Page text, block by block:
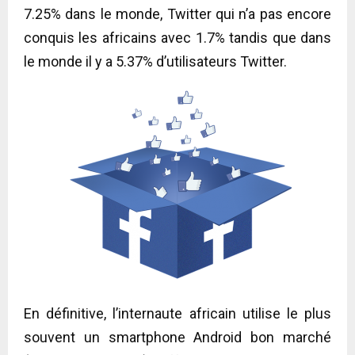
7.25% dans le monde, Twitter qui n’a pas encore
conquis les africains avec 1.7% tandis que dans
le monde il y a 5.37% d’utilisateurs Twitter.
En définitive, l’internaute africain utilise le plus
souvent un smartphone Android bon marché